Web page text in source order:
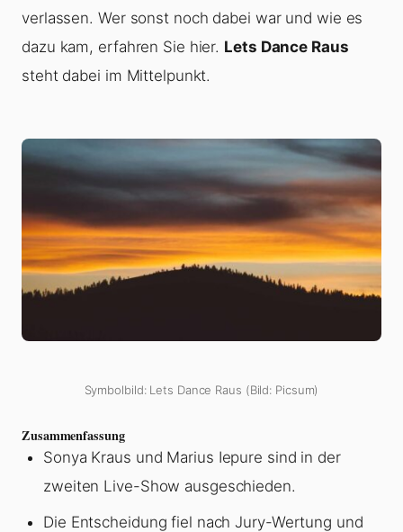
verlassen. Wer sonst noch dabei war und wie es
dazu kam, erfahren Sie hier. Lets Dance Raus
steht dabei im Mittelpunkt.
Symbolbild: Lets Dance Raus (Bild: Picsum)
Zusammenfassung
Sonya Kraus und Marius Iepure sind in der
zweiten Live-Show ausgeschieden.
Die Entscheidung fiel nach Jury-Wertung und